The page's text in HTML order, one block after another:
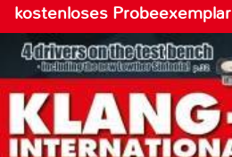
kostenloses Probeexemplar